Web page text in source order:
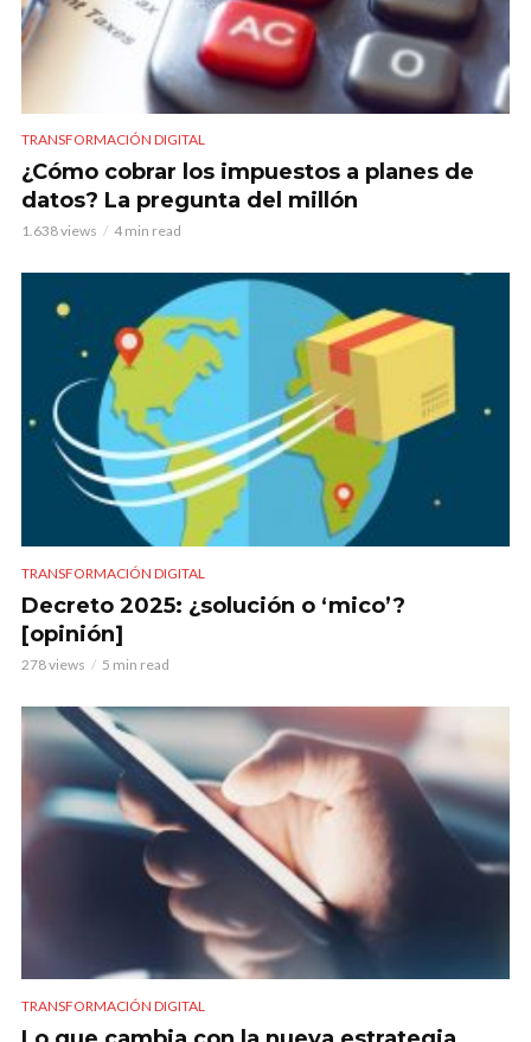
TRANSFORMACIÓN DIGITAL
¿Cómo cobrar los impuestos a planes de
datos? La pregunta del millón
1.638 views 4 min read
TRANSFORMACIÓN DIGITAL
Decreto 2025: ¿solución o ‘mico’?
[opinión]
278 views 5 min read
TRANSFORMACIÓN DIGITAL